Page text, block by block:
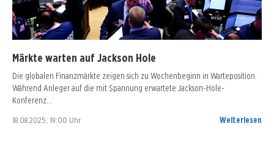
Märkte warten auf Jackson Hole
Die globalen Finanzmärkte zeigen sich zu Wochenbeginn in Warteposition.
Während Anleger auf die mit Spannung erwartete Jackson-Hole-
Konferenz…
18.08.2025, 19:00 Uhr Weiterlesen